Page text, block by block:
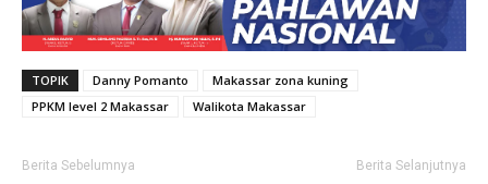
TOPIK Danny Pomanto
Makassar zona kuning
PPKM level 2 Makassar
Walikota Makassar
Berita Sebelumnya Berita Selanjutnya